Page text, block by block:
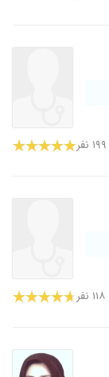
۱۹۹ نفر
۱۱۸ نفر